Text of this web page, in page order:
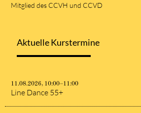
Mitglied des CCVH und CCVD
Aktuelle Kurstermine
11.08.2026, 10:00–11:00
Line Dance 55+